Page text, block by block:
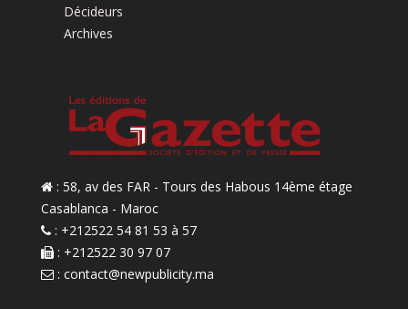
Décideurs
Archives
: 58, av des FAR - Tours des Habous 14ème étage
Casablanca - Maroc
: +212522 54 81 53 à 57
: +212522 30 97 07
: contact@newpublicity.ma